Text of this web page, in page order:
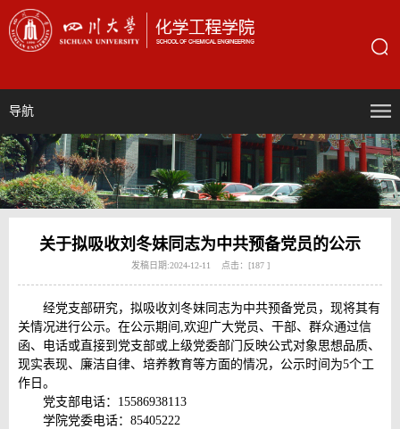
导航
关于拟吸收刘冬妹同志为中共预备党员的公示
发稿日期:2024-12-11 点击：[187 ]
经党支部研究，拟吸收刘冬妹同志为中共预备党员，现将其有
关情况进行公示。在公示期间,欢迎广大党员、干部、群众通过信
函、电话或直接到党支部或上级党委部门反映公式对象思想品质、
现实表现、廉洁自律、培养教育等方面的情况，公示时间为5个工
作日。
党支部电话：15586938113
学院党委电话：85405222